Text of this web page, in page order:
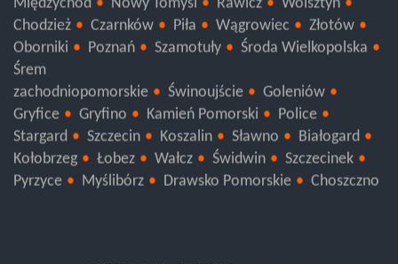
Międzychód
Nowy Tomyśl Rawicz
Wolsztyn
Chodzież
Czarnków Piła Wągrowiec
Złotów
Oborniki
Śrem
zachodniopomorskie
Świnoujście
Goleniów
Gryfice
Gryfino Kamień Pomorski
Police
Stargard
Szczecin Koszalin Sławno
Białogard
Kołobrzeg
Łobez Wałcz Świdwin
Szczecinek